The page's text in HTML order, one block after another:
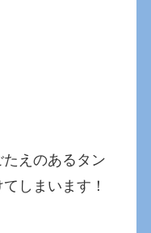
えのあるタン
しまいます！